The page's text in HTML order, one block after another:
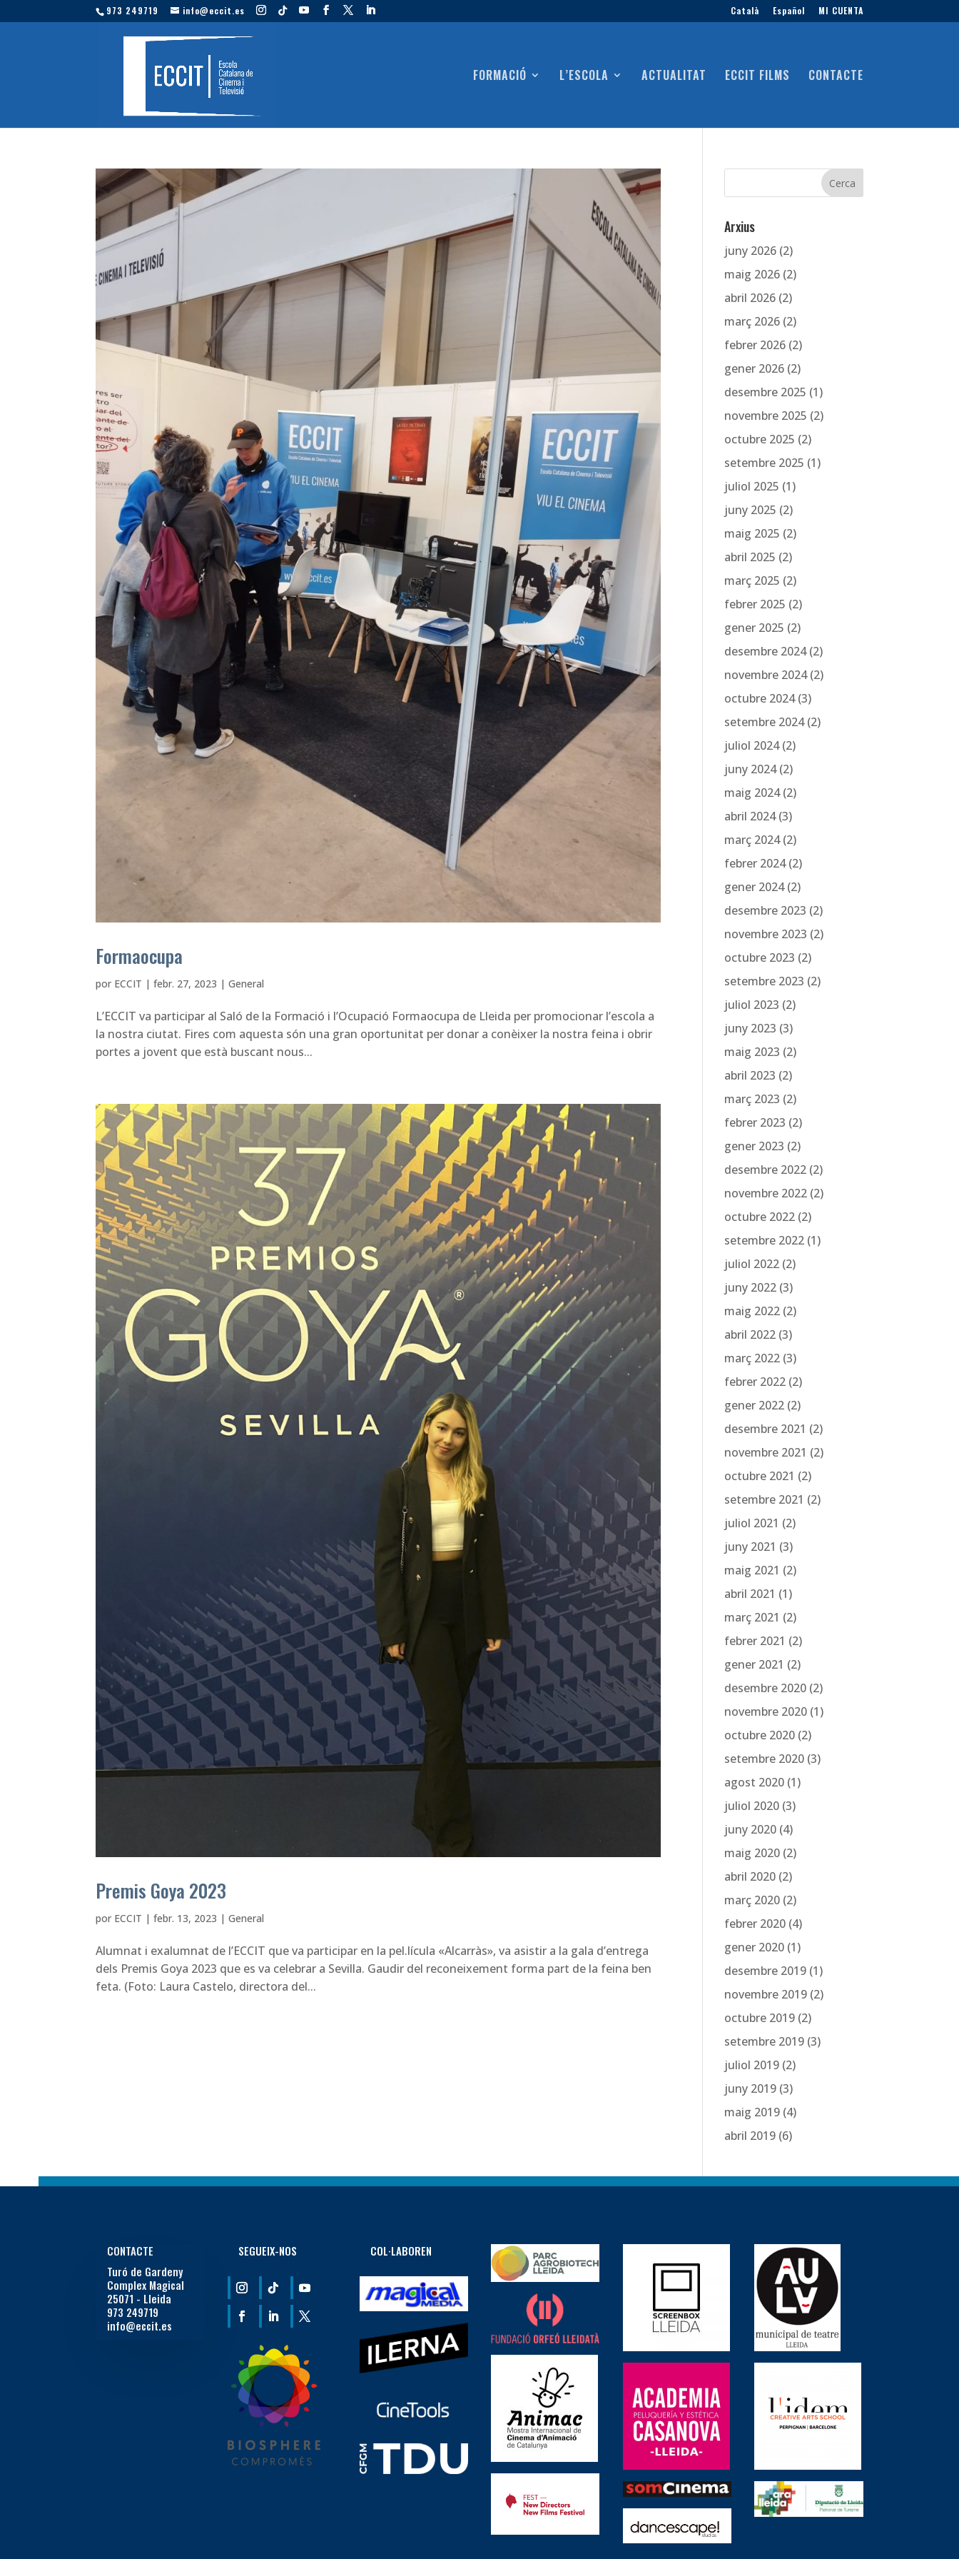
973 249719 info@eccit.es Català Español MI CUENTA
FORMACIÓ L’ESCOLA ACTUALITAT ECCIT FILMS CONTACTE
Formaocupa
por ECCIT |febr. 27, 2023 |General
L’ECCIT va participar al Saló de la Formació i l’Ocupació Formaocupa de Lleida per promocionar l’escola a
la nostra ciutat. Fires com aquesta són una gran oportunitat per donar a conèixer la nostra feina i obrir
portes a jovent que està buscant nous...
Premis Goya 2023
por ECCIT |febr. 13, 2023 |General
Alumnat i exalumnat de l’ECCIT que va participar en la pel.lícula «Alcarràs», va asistir a la gala d’entrega
dels Premis Goya 2023 que es va celebrar a Sevilla. Gaudir del reconeixement forma part de la feina ben
feta. (Foto: Laura Castelo, directora del...
Arxius
juny 2026 (2)
maig 2026 (2)
abril 2026 (2)
març 2026 (2)
febrer 2026 (2)
gener 2026 (2)
desembre 2025 (1)
novembre 2025 (2)
octubre 2025 (2)
setembre 2025 (1)
juliol 2025 (1)
juny 2025 (2)
maig 2025 (2)
abril 2025 (2)
març 2025 (2)
febrer 2025 (2)
gener 2025 (2)
desembre 2024(2)
novembre 2024(2)
octubre 2024(3)
setembre 2024(2)
juliol 2024(2)
juny 2024(2)
maig 2024(2)
abril 2024(3)
març 2024(2)
febrer 2024(2)
gener 2024(2)
desembre 2023 (2)
novembre 2023 (2)
octubre 2023 (2)
setembre 2023 (2)
juliol 2023 (2)
juny 2023 (3)
maig 2023 (2)
abril 2023 (2)
març 2023 (2)
febrer 2023 (2)
gener 2023 (2)
desembre 2022 (2)
novembre 2022 (2)
octubre 2022 (2)
setembre 2022 (1)
juliol 2022 (2)
juny 2022 (3)
maig 2022 (2)
abril 2022 (3)
març 2022 (3)
febrer 2022 (2)
gener 2022 (2)
desembre 2021 (2)
novembre 2021 (2)
octubre 2021 (2)
setembre 2021 (2)
juliol 2021 (2)
juny 2021 (3)
maig 2021 (2)
abril 2021 (1)
març 2021 (2)
febrer 2021 (2)
gener 2021 (2)
desembre 2020 (2)
novembre 2020 (1)
octubre 2020 (2)
setembre 2020 (3)
agost 2020 (1)
juliol 2020 (3)
juny 2020 (4)
maig 2020 (2)
abril 2020 (2)
març 2020 (2)
febrer 2020 (4)
gener 2020 (1)
desembre 2019 (1)
novembre 2019 (2)
octubre 2019 (2)
setembre 2019 (3)
juliol 2019 (2)
juny 2019 (3)
maig 2019 (4)
abril 2019 (6)
CONTACTE
Turó de Gardeny
Complex Magical
25071 - Lleida
973 249719
info@eccit.es
SEGUEIX-NOS COL·LABOREN